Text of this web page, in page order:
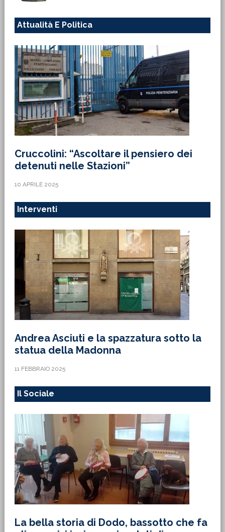
Attualità E Politica
Cruccolini: “Ascoltare il pensiero dei
detenuti nelle Stazioni”
10 APRILE 2025
Interventi
Andrea Asciuti e la spazzatura sotto la
statua della Madonna
11 FEBBRAIO 2025
Il Sociale
La bella storia di Dodo, bassotto che fa